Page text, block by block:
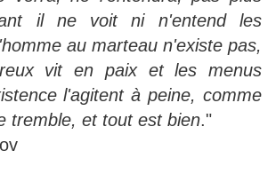
il ne voit ni n'entend les
au marteau n'existe pas,
vit en paix et les menus
l'agitent à peine, comme
tremble, et tout est bien."